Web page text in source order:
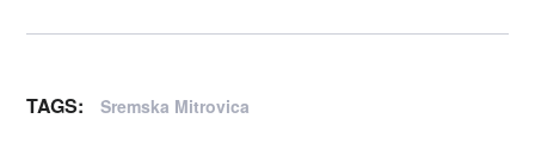
TAGS: Sremska Mitrovica